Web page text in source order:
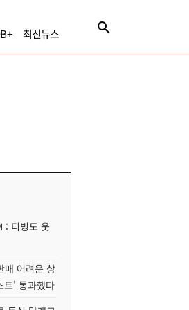
최신뉴스
: 티빙도 웃
매 어려운 상
트' 통과했다